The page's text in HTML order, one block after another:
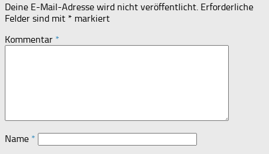
Deine E-Mail-Adresse wird nicht veröffentlicht. Erforderliche
Felder sind mit * markiert
Kommentar *
Name *